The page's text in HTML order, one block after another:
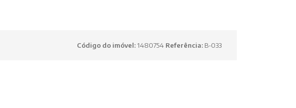
Código do imóvel:1480754 Referência: B-033